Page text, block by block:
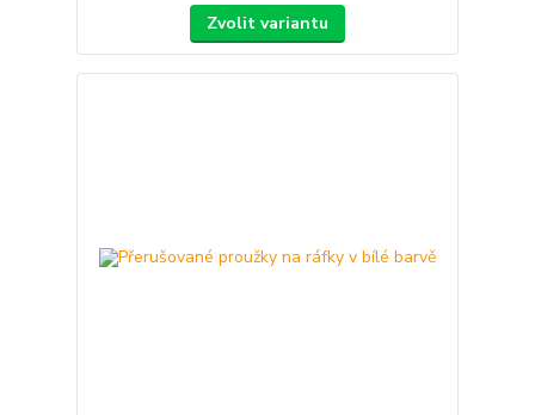
Zvolit variantu